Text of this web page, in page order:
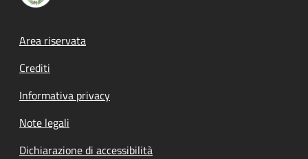
Footer menu
Area riservata
Crediti
Informativa privacy
Note legali
Dichiarazione di accessibilità